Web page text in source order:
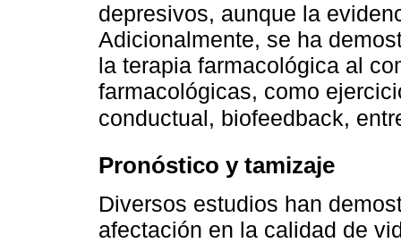
depresivos, aunque la
Adicionalmente, se ha
la terapia farmacológica al
farmacológicas, como
conductual, biofeedback,
Pronóstico y tamizaje
Diversos estudios han
afectación en la calidad de